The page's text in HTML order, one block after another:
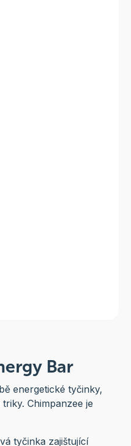
Bar
energetické tyčinky,
Chimpanzee je
tyčinka zajištující